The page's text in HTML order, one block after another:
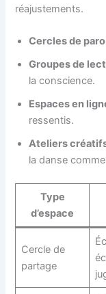
réajustements.
Cercles de
Groupes de
la conscience.
Espaces en
ressentis.
Ateliers
la danse
Type
d’espace
Cercle de
partage